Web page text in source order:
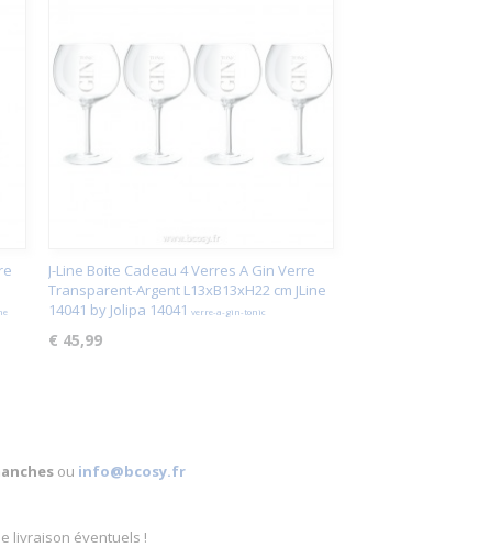
J-Line Boite Cadeau 4 Verres A Gin Verre
Transparent-Argent L13xB13xH22 cm JLine
14041 by Jolipa 14041 verre-a-gin-tonic
€ 45,99
ou info@bcosy.fr
livraison éventuels !